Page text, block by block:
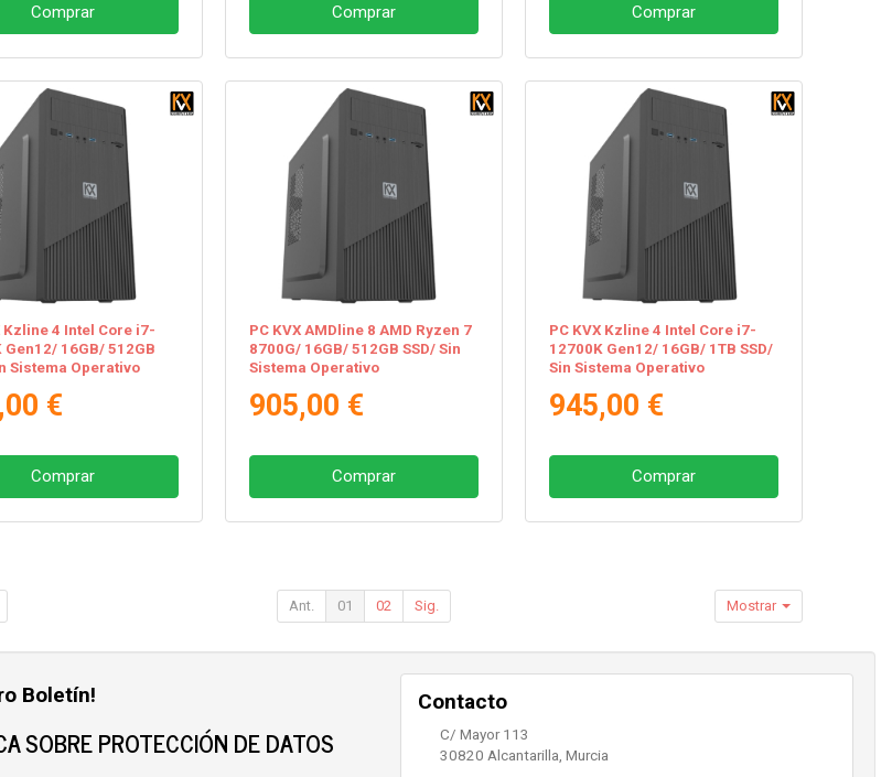
Comprar Comprar Comprar
Kzline 4 Intel Core i7-
Gen12/ 16GB/ 512GB
Sistema Operativo
€
Comprar
PC KVX AMDline 8 AMD Ryzen 7
8700G/ 16GB/ 512GB SSD/ Sin
Sistema Operativo
905,00 €
Comprar
PC KVX Kzline 4 Intel Core i7-
12700K Gen12/ 16GB/ 1TB SSD/
Sin Sistema Operativo
945,00 €
Comprar
Ant. 01 02 Sig. Mostrar
Boletín!
SOBRE PROTECCIÓN DE DATOS
Contacto
C/ Mayor 113
30820 Alcantarilla Murcia